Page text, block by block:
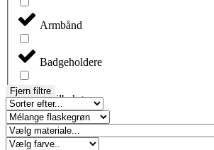
Armbånd
Badgeholdere
Biltilbehør
Blyanter
Fjern filtre